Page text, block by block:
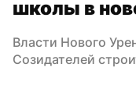
школы в
Власти Нового
Созидателей